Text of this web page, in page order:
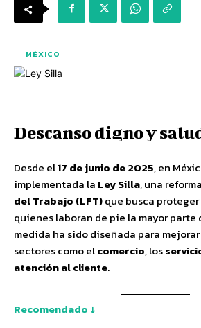
MÉXICO
Descanso digno y
Desde el17 de junio de 2025, en
implementada la Ley Silla, una
del Trabajo (LFT)que busca
quienes laboran de pie la mayor parte
medida ha sido diseñada para
sectores como elcomercio, los
atención al cliente.
Recomendado ↓